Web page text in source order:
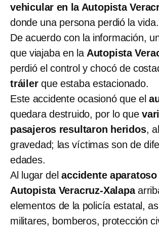
vehicular en la Autopista
donde una persona perdió la vida.
De acuerdo con la información,
que viajaba en la Autopista
perdió el control y chocó de
tráilerque estaba estacionado.
Este accidente ocasionó que el
quedara destruido, por lo que
pasajeros resultaron heridos,
gravedad; las víctimas son de
edades.
Al lugar delaccidente aparatoso
Autopista Veracruz-Xalapa
elementos de la policía estatal,
militares, bomberos, protección